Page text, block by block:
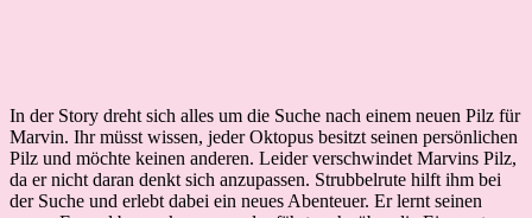
In der Story dreht sich alles um die Suche nach einem neuen Pilz für
Marvin. Ihr müsst wissen, jeder Oktopus besitzt seinen persönlichen
Pilz und möchte keinen anderen. Leider verschwindet Marvins Pilz,
da er nicht daran denkt sich anzupassen. Strubbelrute hilft ihm bei
der Suche und erlebt dabei ein neues Abenteuer. Er lernt seinen